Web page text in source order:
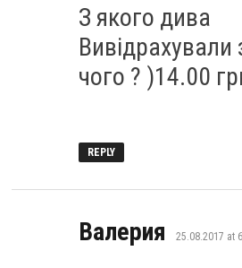
З якого дива
Вивідрахували
чого ? )14.00
REPLY
Валерия says:
25.08.2017 at